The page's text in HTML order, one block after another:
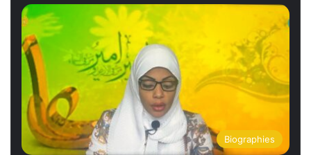
Biographies